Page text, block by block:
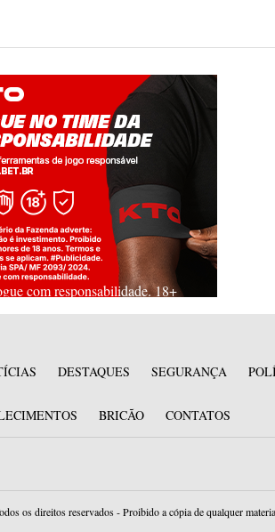
com responsabilidade. 18+
DESTAQUES SEGURANÇA
BRICÃO CONTATOS
os direitos reservados - Proibido a cópia de qualquer